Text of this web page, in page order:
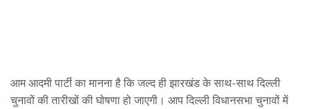
आम आदमी पार्टी का मानना है कि जल्द ही झारखंड के साथ-साथ दिल्ली
चुनावों की तारीखों की घोषणा हो जाएगी। आप दिल्ली विधानसभा चुनावों में